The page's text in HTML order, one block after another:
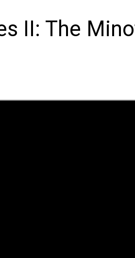
II: The